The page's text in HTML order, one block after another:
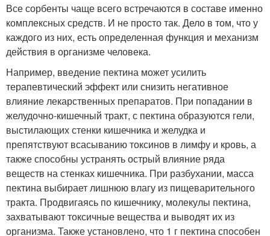
Все сорбенты чаще всего встречаются в составе именно
комплексных средств. И не просто так. Дело в том, что у
каждого из них, есть определенная функция и механизм
действия в организме человека.
Например, введение пектина может усилить
терапевтический эффект или снизить негативное
влияние лекарственных препаратов. При попадании в
желудочно-кишечный тракт, с пектина образуются гели,
выстилающих стенки кишечника и желудка и
препятствуют всасыванию токсинов в лимфу и кровь, а
также способны устранять острый влияние ряда
веществ на стенках кишечника. При разбухании, масса
пектина выбирает лишнюю влагу из пищеварительного
тракта. Продвигаясь по кишечнику, молекулы пектина,
захватывают токсичные вещества и выводят их из
организма. Также установлено, что 1 г пектина способен